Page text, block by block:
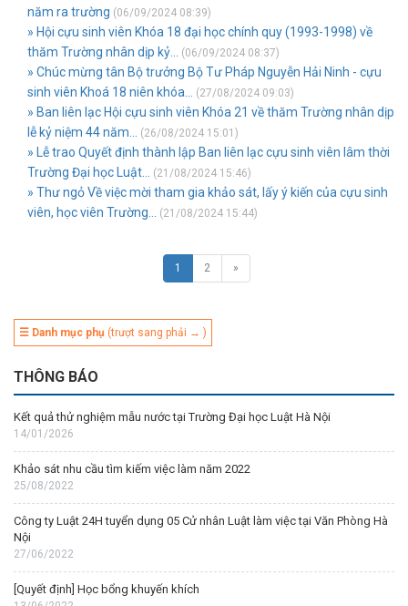
năm ra trường (06/09/2024 08:39)
» Hội cựu sinh viên Khóa 18 đại học chính quy (1993-1998) về
thăm Trường nhân dịp kỷ...
(06/09/2024 08:37)
» Chúc mừng tân Bộ trưởng Bộ Tư Pháp Nguyễn Hải Ninh - cựu
sinh viên Khoá 18 niên khóa...
(27/08/2024 09:03)
» Ban liên lạc Hội cựu sinh viên Khóa 21 về thăm Trường nhân dịp
lễ kỷ niệm 44 năm...
(26/08/2024 15:01)
» Lễ trao Quyết định thành lập Ban liên lạc cựu sinh viên lâm thời
Trường Đại học Luật...
(21/08/2024 15:46)
» Thư ngỏ Về việc mời tham gia khảo sát, lấy ý kiến của cựu sinh
viên, học viên Trường...
(21/08/2024 15:44)
1 2 »
☰ Danh mục phụ (trượt sang phải → )
THÔNG BÁO
Kết quả thử nghiệm mẫu nước tại Trường Đại học Luật Hà Nội
14/01/2026
Khảo sát nhu cầu tìm kiếm việc làm năm 2022
25/08/2022
Công ty Luật 24H tuyển dụng 05 Cử nhân Luật làm việc tại Văn Phòng Hà
Nội
27/06/2022
[Quyết định] Học bổng khuyến khích